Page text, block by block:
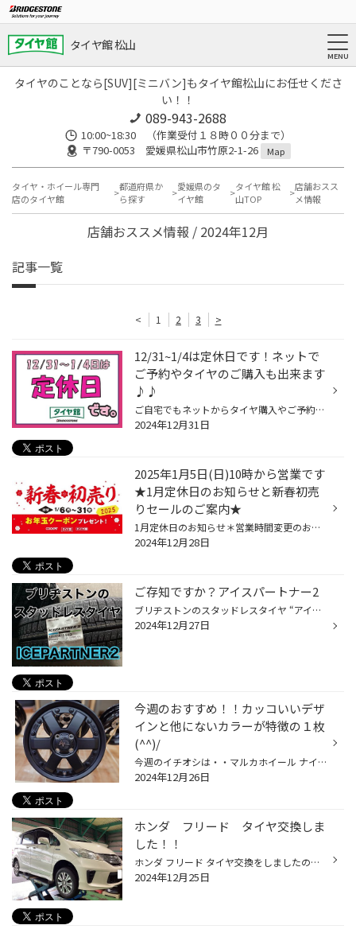
タイヤ館 松山
タイヤのことなら[SUV][ミニバン]もタイヤ館松山にお任せくださ
い！！
089-943-2688
10:00~18:30 （作業受付１８時００分まで）
〒790-0053 愛媛県松山市竹原2-1-26
Map
タイヤ・ホイール専門
店のタイヤ館
都道府県か
ら探す
愛媛県のタ
イヤ館
タイヤ館 松
山TOP
店舗おスス
メ情報
店舗おススメ情報 / 2024年12月
記事一覧
< 1 2 3 >
12/31~1/4は定休日です！ネットで
ご予約やタイヤのご購入も出来ます
♪♪
ご自宅でもネットからタイヤ購入やご予約ができますよ〜(・∀・)！！ 本日ご来店予定だったお客様（ ; ; ） 申し訳ございませんが 12/31~1/4は定休日となっております。 実は！！ ネットからでもタイヤ購入ができるのを ご存知ですかぁ？？(・∀・) 気になる方はぜひ読んで下さいね！！ WEBからの購...
2024年12月31日
2025年1月5日(日)10時から営業です
★1月定休日のお知らせと新春初売
りセールのご案内★
1月定休日のお知らせ＊営業時間変更のお知らせ＊新春初売りセール開催のお知らせ 皆様こんにちは。 JR松山駅から南へ約１km タイヤはもちろんお車のことなら色々相談できる!! タイヤ館松山のHPをご覧頂きありがとうございます!! 1月定休日のお知らせと営業時間変更のお知らせ♪ セール詳細★ 期間 202...
2024年12月28日
ご存知ですか？アイスパートナー2
ブリヂストンのスタッドレスタイヤ “アイスパートナー2” ブリヂストンのスタッドレスといえばブリザックですが、 ブリヂストンタイヤにアイスパートナー2というタイヤがあるのはご存じですか？ ブリヂストンのスタッドレスタイヤ“アイスパートナー2” ブリザックのブランドには属しておりませんが、 ...
2024年12月27日
今週のおすすめ！！カッコいいデザ
インと他にないカラーが特徴の１枚
(^^)/
今週のイチオシは・・マルカホイール ナイトロパワーM6CARBINEです！！ 今回ご紹介する商品はマルカホイール「ナイトロパワーM6CARBINE」です！！ 新作ホイールが入荷しました！！ サイズは14インチで軽自動車のサイズになります！！（他のサイズもご注文できます） この商品の特徴は・・・ 大きな...
2024年12月26日
ホンダ フリード タイヤ交換しま
した！！
ホンダ フリード タイヤ交換をしましたのでご紹介します！！ 皆様こんにちは。 JR松山駅から南へ約１km タイヤはもちろんお車のことなら色々相談できる!! タイヤ館松山のHPをご覧頂きありがとうございます!! 今回交換したタイヤは・・・ ブリヂストン ニューノ と言うタイヤで交換をしました(^^♪ コ...
2024年12月25日